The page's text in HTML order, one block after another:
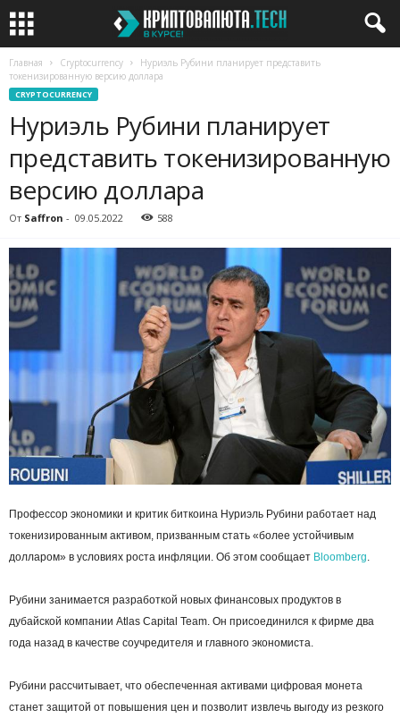
Главная Cryptocurrency
Нуриэль Рубини планирует представить
токенизированную версию доллара
CRYPTOCURRENCY
Нуриэль Рубини планирует
представить токенизированную
версию доллара
От Saffron - 09.05.2022 588
Профессор экономики и критик биткоина Нуриэль Рубини работает над
токенизированным активом, призванным стать «более устойчивым
долларом» в условиях роста инфляции. Об этом сообщает Bloomberg.
Рубини занимается разработкой новых финансовых продуктов в
дубайской компании Atlas Capital Team. Он присоединился к фирме два
года назад в качестве соучредителя и главного экономиста.
Рубини рассчитывает, что обеспеченная активами цифровая монета
станет защитой от повышения цен и позволит извлечь выгоду из резкого